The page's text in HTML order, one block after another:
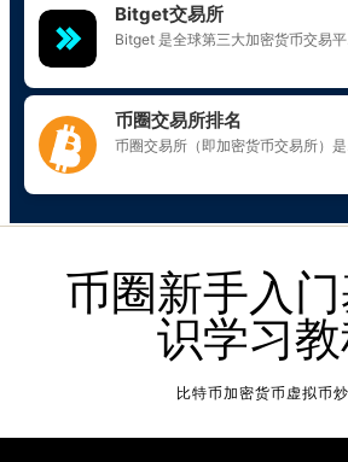
币圈新手入
识学习
比特币加密货币虚拟币